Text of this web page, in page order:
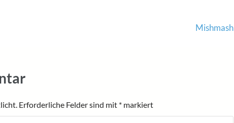
Mishmash
Erforderliche Felder sind mit * markiert